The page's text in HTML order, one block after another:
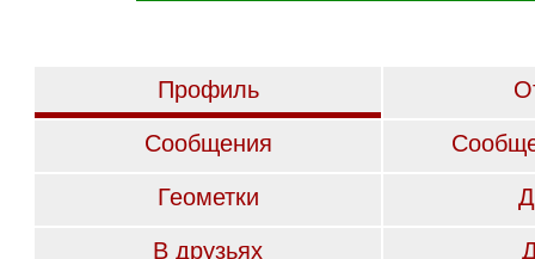
Профиль
Сообщения
Геометки
В друзьях